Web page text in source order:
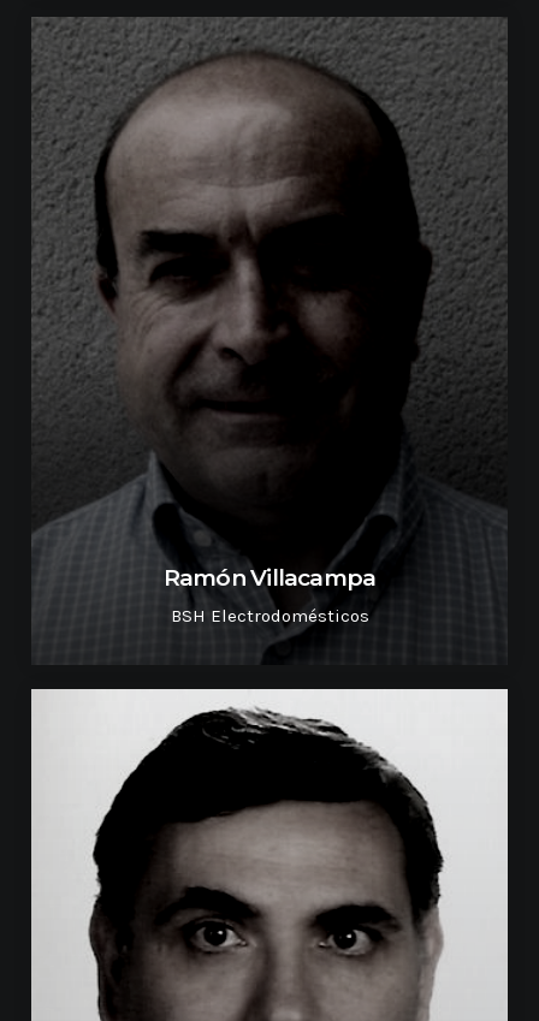
Ramón Villacampa
BSH Electrodomésticos